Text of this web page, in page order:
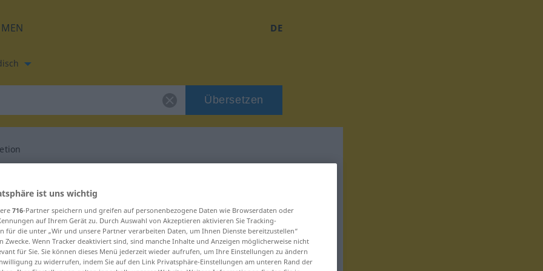
DE
Übersetzen
für "Diskretion"
ist uns wichtig
716-Partner speichern und greifen auf personenbezogene Daten wie Browserdaten oder
auf Ihrem Gerät zu. Durch Auswahl von Akzeptieren aktivieren Sie Tracking-
für die unter „Wir und unsere Partner verarbeiten Daten, um Ihnen Dienste bereitzustellen“
Zwecke. Wenn Tracker deaktiviert sind, sind manche Inhalte und Anzeigen möglicherweise nicht
für Sie. Sie können dieses Menü jederzeit wieder aufrufen, um Ihre Einstellungen zu ändern
zu widerrufen, indem Sie auf den Link Privatsphäre-Einstellungen am unteren Rand der